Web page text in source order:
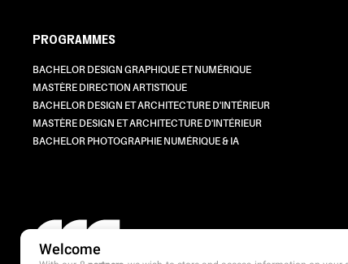
PROGRAMMES
BACHELOR DESIGN GRAPHIQUE ET NUMÉRIQUE
MASTÈRE DIRECTION ARTISTIQUE
BACHELOR DESIGN ET ARCHITECTURE D'INTÉRIEUR
MASTÈRE DESIGN ET ARCHITECTURE D'INTÉRIEUR
BACHELOR PHOTOGRAPHIE NUMÉRIQUE & IA
Welcome